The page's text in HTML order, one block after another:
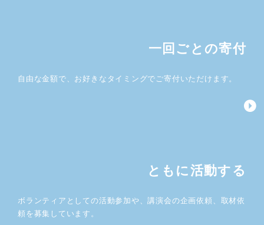
一回ごとの寄付
自由な金額で、お好きなタイミングでご寄付いただけます。
ともに活動する
ボランティアとしての活動参加や、講演会の企画依頼、取材依
頼を募集しています。